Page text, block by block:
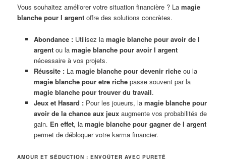
Vous souhaitez améliorer votre situation financière ? Lamagie
blanche pour l argent offre des solutions concrètes.
Abondance :Utilisez la magie blanche pour avoir de l
argentou la magie blanche pour avoir l argent
nécessaire à vos projets.
Réussite :La magie blanche pour devenir richeou la
magie blanche pour etre richepasse souvent par la
magie blanche pour trouver du travail.
Jeux et Hasard :Pour les joueurs, la magie blanche pour
avoir de la chance aux jeuxaugmente vos probabilités de
gain. En effet, la magie blanche pour gagner de l argent
permet de débloquer votre karma financier.
AMOUR ET SÉDUCTION : ENVOÛTER AVEC PURETÉ